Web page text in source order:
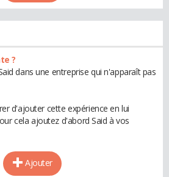
?
dans une entreprise qui n'apparaît pas
d'ajouter cette expérience en lui
cela ajoutez d'abord Said à vos
Ajouter